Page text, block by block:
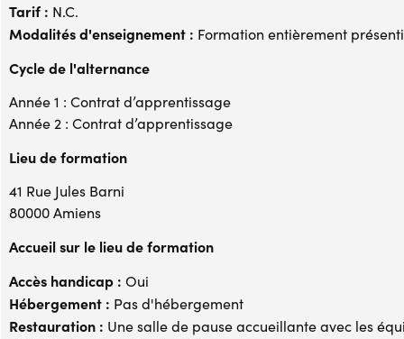
Tarif : N.C.
Modalités d'enseignement : Formation entièrement
Cycle de l'alternance
Année 1 : Contrat d’apprentissage
Année 2 : Contrat d’apprentissage
Lieu de formation
41 Rue Jules Barni
80000 Amiens
Accueil sur le lieu de formation
Accès handicap : Oui
Hébergement : Pas d'hébergement
Restauration : Une salle de pause accueillante avec les